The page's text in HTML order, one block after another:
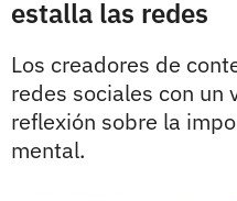
estalla las redes
Los creadores de
redes sociales con un
reflexión sobre la
mental.